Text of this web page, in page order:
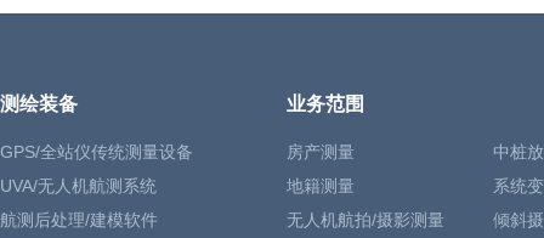
测绘装备
GPS/全站仪传统测量设备
UVA/无人机航测系统
航测后处理/建模软件
业务范围
房产测量
中桩
地籍测量
系统
无人机航拍/摄影测量
倾斜